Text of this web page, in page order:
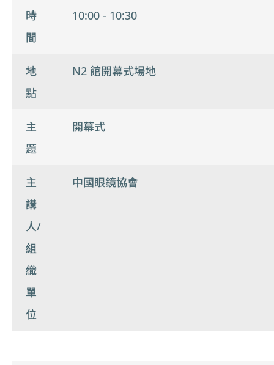
時
間
10:00 - 10:30
地
點
N2 館開幕式場地
主
題
開幕式
主
講
人/
組
織
單
位
中國眼鏡協會